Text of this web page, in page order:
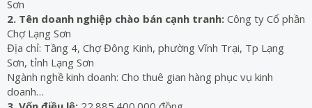
Sơn
2. Tên doanh nghiệp chào bán cạnh tranh: Công ty Cổ phần
Chợ Lạng Sơn
Địa chỉ: Tầng 4, Chợ Đông Kinh, phường Vĩnh Trại, Tp Lạng
Sơn, tỉnh Lạng Sơn
Ngành nghề kinh doanh: Cho thuê gian hàng phục vụ kinh
doanh…